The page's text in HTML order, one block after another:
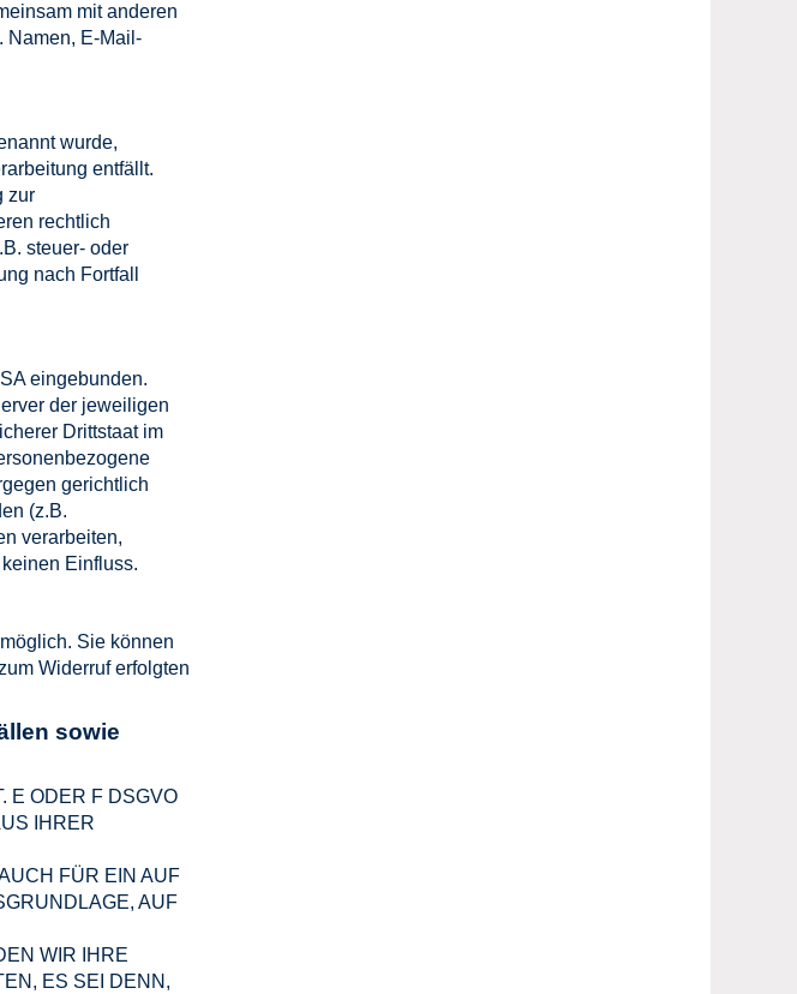
mit anderen
Namen, E-Mail-
wurde,
entfällt.
zur
rechtlich
steuer- oder
nach Fortfall
eingebunden.
der jeweiligen
Drittstaat im
gerichtlich
(z.B.
verarbeiten,
Einfluss.
Sie können
Widerruf erfolgten
sowie
E ODER F DSGVO
IHRER
FÜR EIN AUF
AUF
WIR IHRE
ES SEI DENN,